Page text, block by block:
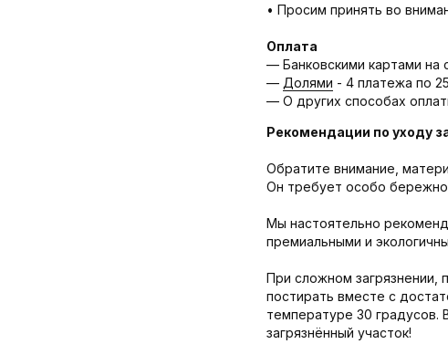
• Просим принять во
Оплата
— Банковскими картами на
— Долями - 4 платежа по
— О других способах
Рекомендации по уходу
Обратите внимание,
Он требует особо
Мы настоятельно
премиальными и
При сложном загрязнении,
постирать вместе с
температуре 30 градусов.
загрязнённый участок!